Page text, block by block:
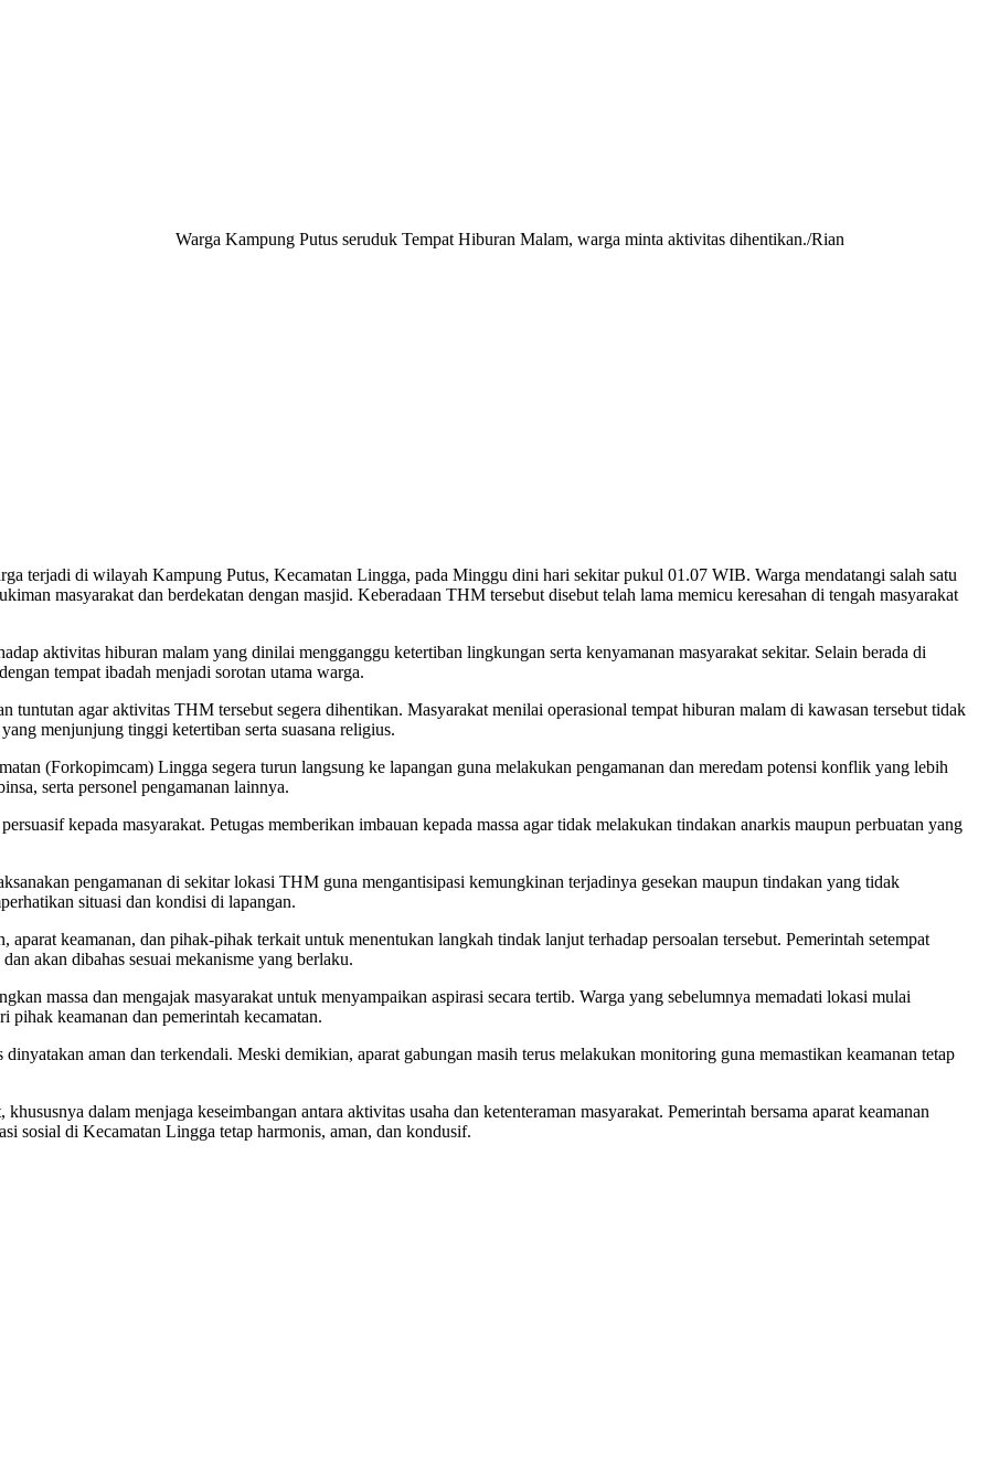
Warga Kampung Putus seruduk Tempat Hiburan Malam, warga minta aktivitas dihentikan./Rian
terjadi di wilayah Kampung Putus, Kecamatan Lingga, pada Minggu dini hari sekitar pukul 01.07 WIB. Warga mendatangi salah satu
masyarakat dan berdekatan dengan masjid. Keberadaan THM tersebut disebut telah lama memicu keresahan di tengah masyarakat
aktivitas hiburan malam yang dinilai mengganggu ketertiban lingkungan serta kenyamanan masyarakat sekitar. Selain berada di
tempat ibadah menjadi sorotan utama warga.
tuntutan agar aktivitas THM tersebut segera dihentikan. Masyarakat menilai operasional tempat hiburan malam di kawasan tersebut tidak
menjunjung tinggi ketertiban serta suasana religius.
(Forkopimcam) Lingga segera turun langsung ke lapangan guna melakukan pengamanan dan meredam potensi konflik yang lebih
serta personel pengamanan lainnya.
kepada masyarakat. Petugas memberikan imbauan kepada massa agar tidak melakukan tindakan anarkis maupun perbuatan yang
pengamanan di sekitar lokasi THM guna mengantisipasi kemungkinan terjadinya gesekan maupun tindakan yang tidak
situasi dan kondisi di lapangan.
keamanan, dan pihak-pihak terkait untuk menentukan langkah tindak lanjut terhadap persoalan tersebut. Pemerintah setempat
akan dibahas sesuai mekanisme yang berlaku.
massa dan mengajak masyarakat untuk menyampaikan aspirasi secara tertib. Warga yang sebelumnya memadati lokasi mulai
pihak keamanan dan pemerintah kecamatan.
aman dan terkendali. Meski demikian, aparat gabungan masih terus melakukan monitoring guna memastikan keamanan tetap
dalam menjaga keseimbangan antara aktivitas usaha dan ketenteraman masyarakat. Pemerintah bersama aparat keamanan
sosial di Kecamatan Lingga tetap harmonis, aman, dan kondusif.